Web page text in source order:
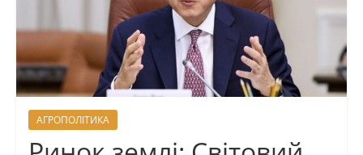
АГРОПОЛІТИКА